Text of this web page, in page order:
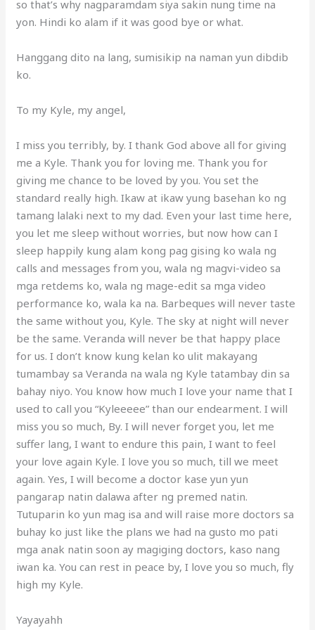
so that’s why nagparamdam siya sakin nung time na
yon. Hindi ko alam if it was good bye or what.
Hanggang dito na lang, sumisikip na naman yun dibdib
ko.
To my Kyle, my angel,
I miss you terribly, by. I thank God above all for giving
me a Kyle. Thank you for loving me. Thank you for
giving me chance to be loved by you. You set the
standard really high. Ikaw at ikaw yung basehan ko ng
tamang lalaki next to my dad. Even your last time here,
you let me sleep without worries, but now how can I
sleep happily kung alam kong pag gising ko wala ng
calls and messages from you, wala ng magvi-video sa
mga retdems ko, wala ng mage-edit sa mga video
performance ko, wala ka na. Barbeques will never taste
the same without you, Kyle. The sky at night will never
be the same. Veranda will never be that happy place
for us. I don’t know kung kelan ko ulit makayang
tumambay sa Veranda na wala ng Kyle tatambay din sa
bahay niyo. You know how much I love your name that I
used to call you “Kyleeeee” than our endearment. I will
miss you so much, By. I will never forget you, let me
suffer lang, I want to endure this pain, I want to feel
your love again Kyle. I love you so much, till we meet
again. Yes, I will become a doctor kase yun yun
pangarap natin dalawa after ng premed natin.
Tutuparin ko yun mag isa and will raise more doctors sa
buhay ko just like the plans we had na gusto mo pati
mga anak natin soon ay magiging doctors, kaso nang
iwan ka. You can rest in peace by, I love you so much, fly
high my Kyle.
Yayayahh